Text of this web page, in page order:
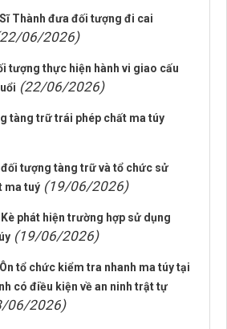
Thành đưa đối tượng đi cai
06/2026)
tượng thực hiện hành vi giao cấu
(22/06/2026)
tàng trữ trái phép chất ma túy
đối tượng tàng trữ và tổ chức sử
ma tuý (19/06/2026)
phát hiện trường hợp sử dụng
(19/06/2026)
tổ chức kiểm tra nhanh ma túy tại
có điều kiện về an ninh trật tự
06/2026)